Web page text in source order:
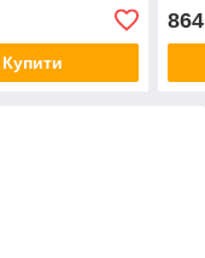
Купити
864